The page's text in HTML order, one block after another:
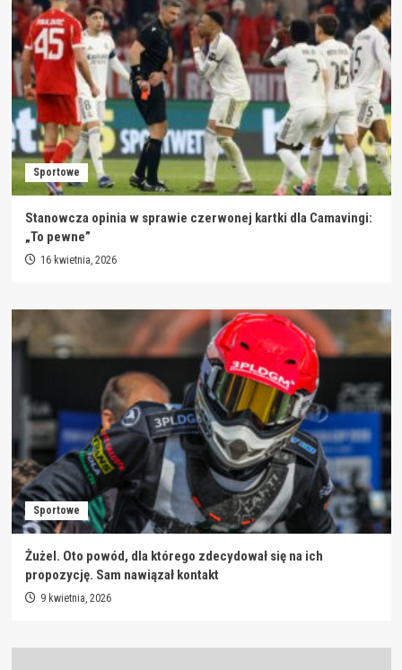
Sportowe
Stanowcza opinia w sprawie czerwonej kartki dla Camavingi:
„To pewne”
16 kwietnia, 2026
Sportowe
Żużel. Oto powód, dla którego zdecydował się na ich
propozycję. Sam nawiązał kontakt
9 kwietnia, 2026